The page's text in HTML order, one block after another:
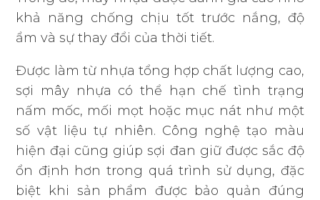
khả năng chống chịu tốt trước nắng, độ
ẩm và sự thay đổi của thời tiết.
Được làm từ nhựa tổng hợp chất lượng cao,
sợi mây nhựa có thể hạn chế tình trạng
nấm mốc, mối mọt hoặc mục nát như một
số vật liệu tự nhiên. Công nghệ tạo màu
hiện đại cũng giúp sợi đan giữ được sắc độ
ổn định hơn trong quá trình sử dụng, đặc
biệt khi sản phẩm được bảo quản đúng